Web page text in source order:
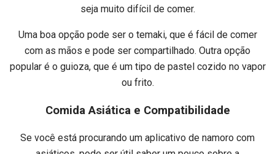
seja muito difícil de comer.
Uma boa opção pode ser o temaki, que é fácil de comer
com as mãos e pode ser compartilhado. Outra opção
popular é o guioza, que é um tipo de pastel cozido no vapor
ou frito.
Comida Asiática e Compatibilidade
Se você está procurando um aplicativo de namoro com